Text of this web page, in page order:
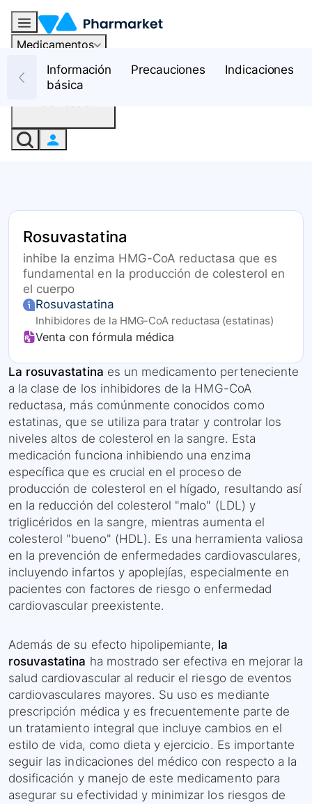
Medicamentos
RecursosInformación
básica
Precauciones Indicaciones
Rosuvastatina
inhibe la enzima HMG-CoA reductasa que es
fundamental en la producción de colesterol en
el cuerpo
Rosuvastatina
Inhibidores de la HMG-CoA reductasa (estatinas)
Venta con fórmula médica
La rosuvastatina es un medicamento perteneciente
a la clase de los inhibidores de la HMG-CoA
reductasa, más comúnmente conocidos como
estatinas, que se utiliza para tratar y controlar los
niveles altos de colesterol en la sangre. Esta
medicación funciona inhibiendo una enzima
específica que es crucial en el proceso de
producción de colesterol en el hígado, resultando así
en la reducción del colesterol "malo" (LDL) y
triglicéridos en la sangre, mientras aumenta el
colesterol "bueno" (HDL). Es una herramienta valiosa
en la prevención de enfermedades cardiovasculares,
incluyendo infartos y apoplejías, especialmente en
pacientes con factores de riesgo o enfermedad
cardiovascular preexistente.
Además de su efecto hipolipemiante, la
rosuvastatina ha mostrado ser efectiva en mejorar la
salud cardiovascular al reducir el riesgo de eventos
cardiovasculares mayores. Su uso es mediante
prescripción médica y es frecuentemente parte de
un tratamiento integral que incluye cambios en el
estilo de vida, como dieta y ejercicio. Es importante
seguir las indicaciones del médico con respecto a la
dosificación y manejo de este medicamento para
asegurar su efectividad y minimizar los riesgos de